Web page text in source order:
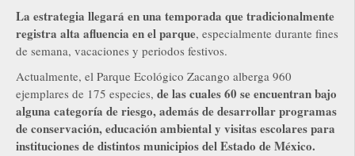
La estrategia llegará en una temporada que tradicionalmente
registra alta afluencia en el parque, especialmente durante fines
de semana, vacaciones y periodos festivos.
Actualmente, el Parque Ecológico Zacango alberga 960
ejemplares de 175 especies, de las cuales 60 se encuentran bajo
alguna categoría de riesgo, además de desarrollar programas
de conservación, educación ambiental y visitas escolares para
instituciones de distintos municipios del Estado de México.